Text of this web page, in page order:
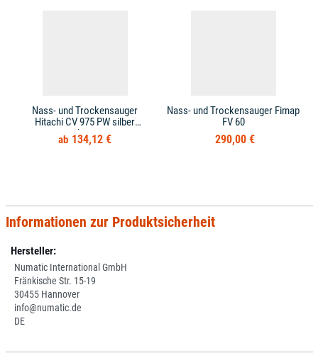
Nass- und Trockensauger
Hitachi CV 975 PW silber
schwarz
134,12 €
Nass- und Trockensauger Fimap
FV 60
290,00 €
Informationen zur Produktsicherheit
Hersteller:
Numatic International GmbH
Fränkische Str. 15-19
30455 Hannover
info@numatic.de
DE